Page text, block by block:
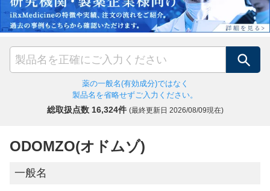
検索
薬の一般名(有効成分)ではなく
製品名を省略せずご入力ください。
総取扱点数 16,324件 (最終更新日 2026/08/09現在)
ODOMZO(オドムゾ)
一般名